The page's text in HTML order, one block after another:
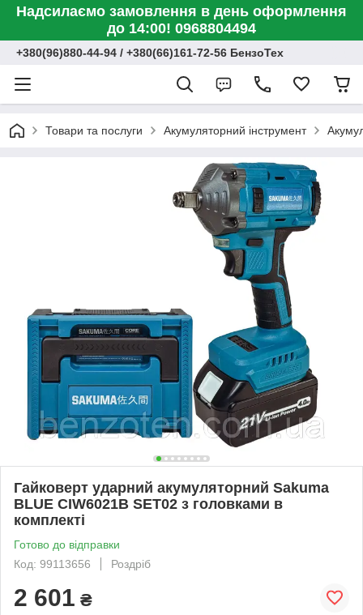
Надсилаємо замовлення в день оформлення
до 14:00! 0968804494
+380(96)880-44-94 / +380(66)161-72-56 БензоТех
Товари та послуги Акумуляторний інструмент
Гайковерт ударний акумуляторний Sakuma
BLUE CIW6021B SET02 з головками в
комплекті
Готово до відправки
Код: 99113656
Роздріб
2 601 ₴